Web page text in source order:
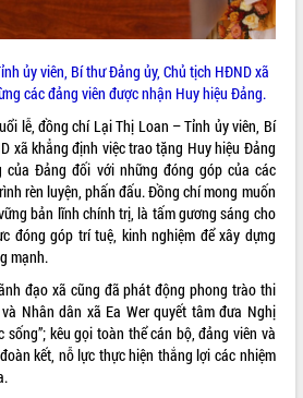
xúc
thích
khẩu
trong
đổi số
hạ
Kỷ
ủy viên, Bí thư Đảng ủy, Chủ tịch HĐND xã
các đảng viên được nhận Huy hiệu Đảng.
lễ, đồng chí Lại Thị Loan – Tỉnh ủy viên, Bí
xã khẳng định việc trao tặng Huy hiệu Đảng
Đảng đối với những đóng góp của các
rèn luyện, phấn đấu. Đồng chí mong muốn
bản lĩnh chính trị, là tấm gương sáng cho
đóng góp trí tuệ, kinh nghiệm để xây dựng
mạnh.
đạo xã cũng đã phát động phong trào thi
Nhân dân xã Ea Wer quyết tâm đưa Nghị
kêu gọi toàn thể cán bộ, đảng viên và
kết, nỗ lực thực hiện thắng lợi các nhiệm
tế đã đề ra.